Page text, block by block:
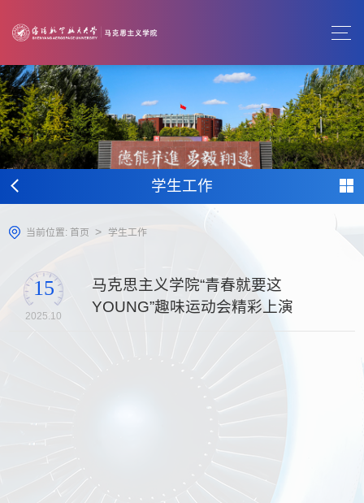
学生工作
当前位置: 首页 > 学生工作
15
2025.10
马克思主义学院“青春就要这
YOUNG”趣味运动会精彩上演